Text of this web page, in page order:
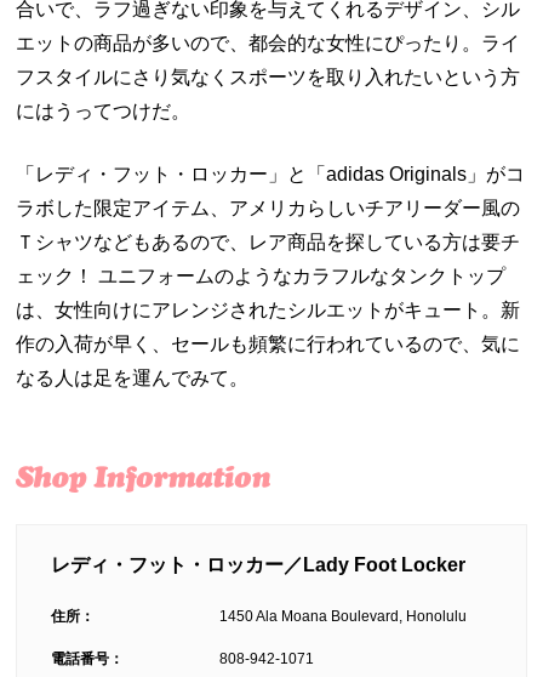
合いで、ラフ過ぎない印象を与えてくれるデザイン、シル
エットの商品が多いので、都会的な女性にぴったり。ライ
フスタイルにさり気なくスポーツを取り入れたいという方
にはうってつけだ。
「レディ・フット・ロッカー」と「adidas Originals 」がコ
ラボした限定アイテム、アメリカらしいチアリーダー風の
Ｔシャツなどもあるので、レア商品を探している方は要チ
ェック！ ユニフォームのようなカラフルなタンクトップ
は、女性向けにアレンジされたシルエットがキュート。新
作の入荷が早く、セールも頻繁に行われているので、気に
なる人は足を運んでみて。
レディ・フット・ロッカー／Lady Foot Locker
住所： 1450 Ala Moana Boulevard, Honolulu
電話番号： 808-942-1071